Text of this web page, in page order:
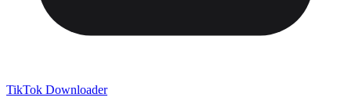
TikTok Downloader